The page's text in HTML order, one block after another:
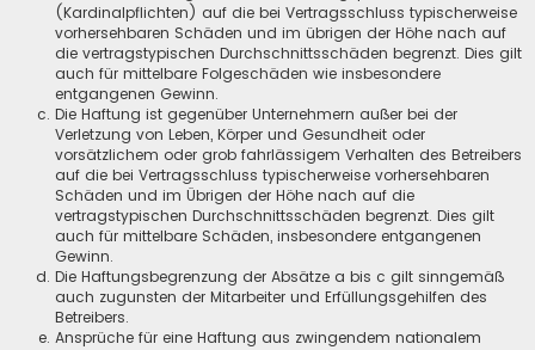
(Kardinalpflichten) auf die bei Vertragsschluss typischerweise
vorhersehbaren Schäden und im übrigen der Höhe nach auf
die vertragstypischen Durchschnittsschäden begrenzt. Dies gilt
auch für mittelbare Folgeschäden wie insbesondere
entgangenen Gewinn.
Die Haftung ist gegenüber Unternehmern außer bei der
Verletzung von Leben, Körper und Gesundheit oder
vorsätzlichem oder grob fahrlässigem Verhalten des Betreibers
auf die bei Vertragsschluss typischerweise vorhersehbaren
Schäden und im Übrigen der Höhe nach auf die
vertragstypischen Durchschnittsschäden begrenzt. Dies gilt
auch für mittelbare Schäden, insbesondere entgangenen
Gewinn.
Die Haftungsbegrenzung der Absätze a bis c gilt sinngemäß
auch zugunsten der Mitarbeiter und Erfüllungsgehilfen des
Betreibers.
Ansprüche für eine Haftung aus zwingendem nationalem